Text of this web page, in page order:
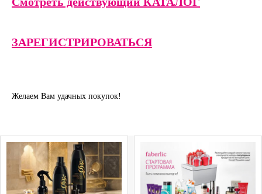
ЗАРЕГИСТРИРОВАТЬСЯ
Желаем Вам удачных покупок!